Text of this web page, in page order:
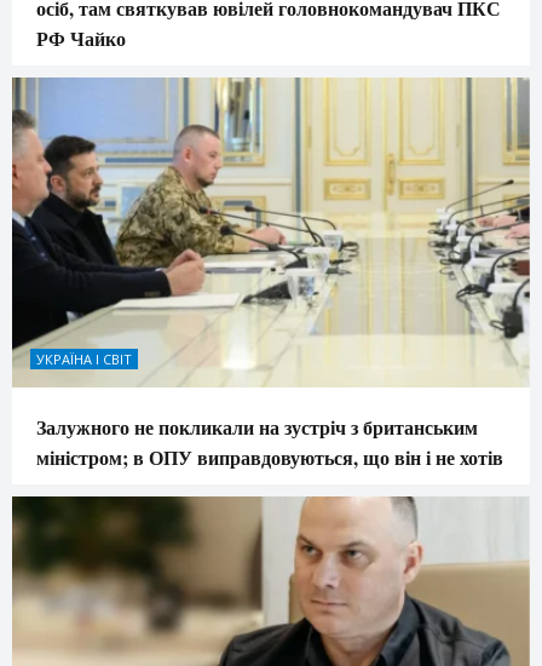
осіб, там святкував ювілей головнокомандувач ПКС
РФ Чайко
УКРАЇНА І СВІТ
Залужного не покликали на зустріч з британським
міністром; в ОПУ виправдовуються, що він і не хотів